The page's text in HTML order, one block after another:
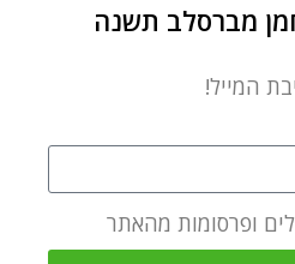
OZER
Ozer Bergman is an
Breslov Research
מברסלב תשנה
המייל!
ופרסומות מהאתר